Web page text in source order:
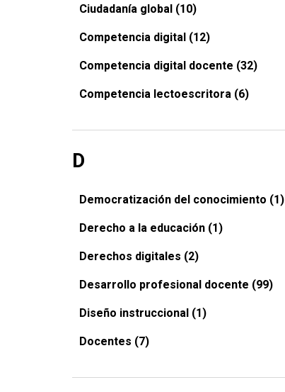
Ciudadanía global (10)
Competencia digital (12)
Competencia digital docente (32)
Competencia lectoescritora (6)
D
Democratización del conocimiento (1)
Derecho a la educación (1)
Derechos digitales (2)
Desarrollo profesional docente (99)
Diseño instruccional (1)
Docentes (7)